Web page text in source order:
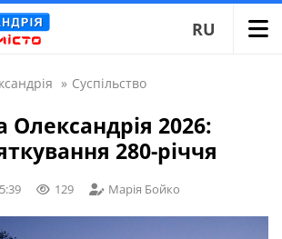
RU
» Суспільство
Олександрія 2026:
280-річчя
129 Марія Бойко